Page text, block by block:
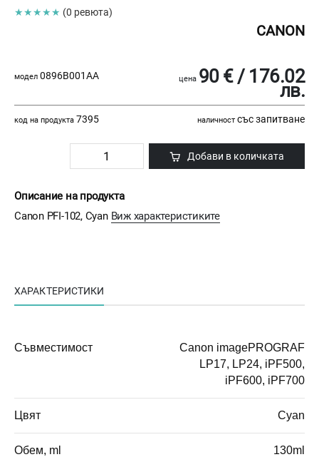
★★★★★ (0 ревюта)
CANON
модел 0896B001AA цена 90 € / 176.02
лв.
код на продукта 7395 наличност със запитване
Добави в количката
Описание на продукта
Canon PFI-102, Cyan Виж характеристиките
ХАРАКТЕРИСТИКИ
Съвместимост
Canon imagePROGRAF
LP17, LP24, iPF500,
iPF600, iPF700
Цвят Cyan
Обем, ml 130ml